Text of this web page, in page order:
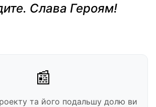
Слава Героям!
📰
та його подальшу долю ви